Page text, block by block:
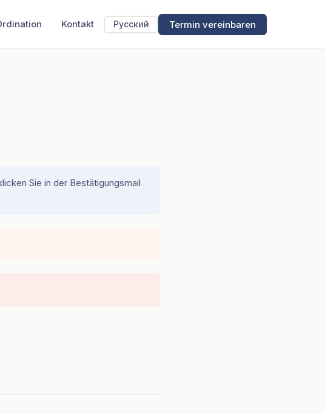
Kontakt Русский Termin vereinbaren
Sie in der Bestätigungsmail